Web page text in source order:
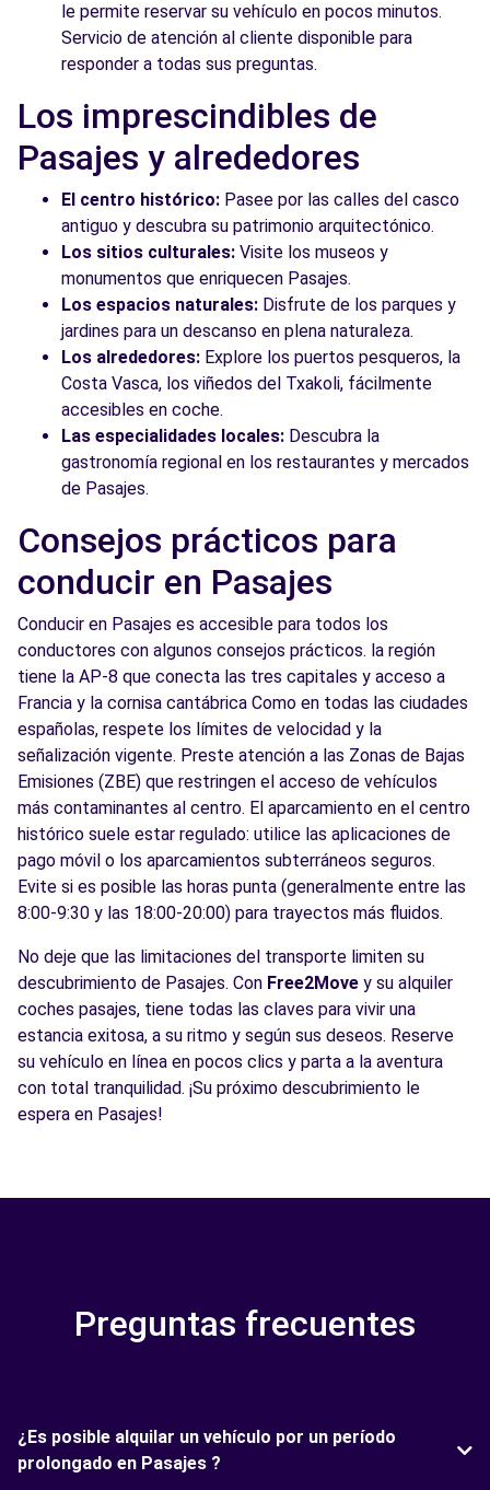
le permite reservar su vehículo en pocos minutos.
Servicio de atención al cliente disponible para
responder a todas sus preguntas.
Los imprescindibles de
Pasajes y alrededores
El centro histórico: Pasee por las calles del casco
antiguo y descubra su patrimonio arquitectónico.
Los sitios culturales: Visite los museos y
monumentos que enriquecen Pasajes.
Los espacios naturales: Disfrute de los parques y
jardines para un descanso en plena naturaleza.
Los alrededores: Explore los puertos pesqueros, la
Costa Vasca, los viñedos del Txakoli, fácilmente
accesibles en coche.
Las especialidades locales: Descubra la
gastronomía regional en los restaurantes y mercados
de Pasajes.
Consejos prácticos para
conducir en Pasajes
Conducir en Pasajes es accesible para todos los
conductores con algunos consejos prácticos. la región
tiene la AP-8 que conecta las tres capitales y acceso a
Francia y la cornisa cantábrica Como en todas las ciudades
españolas, respete los límites de velocidad y la
señalización vigente. Preste atención a las Zonas de Bajas
Emisiones (ZBE) que restringen el acceso de vehículos
más contaminantes al centro. El aparcamiento en el centro
histórico suele estar regulado: utilice las aplicaciones de
pago móvil o los aparcamientos subterráneos seguros.
Evite si es posible las horas punta (generalmente entre las
8:00-9:30 y las 18:00-20:00) para trayectos más fluidos.
No deje que las limitaciones del transporte limiten su
descubrimiento de Pasajes. Con Free2Move y su alquiler
coches pasajes, tiene todas las claves para vivir una
estancia exitosa, a su ritmo y según sus deseos. Reserve
su vehículo en línea en pocos clics y parta a la aventura
con total tranquilidad. ¡Su próximo descubrimiento le
espera en Pasajes!
Preguntas frecuentes
¿Es posible alquilar un vehículo por un período
prolongado en Pasajes ?